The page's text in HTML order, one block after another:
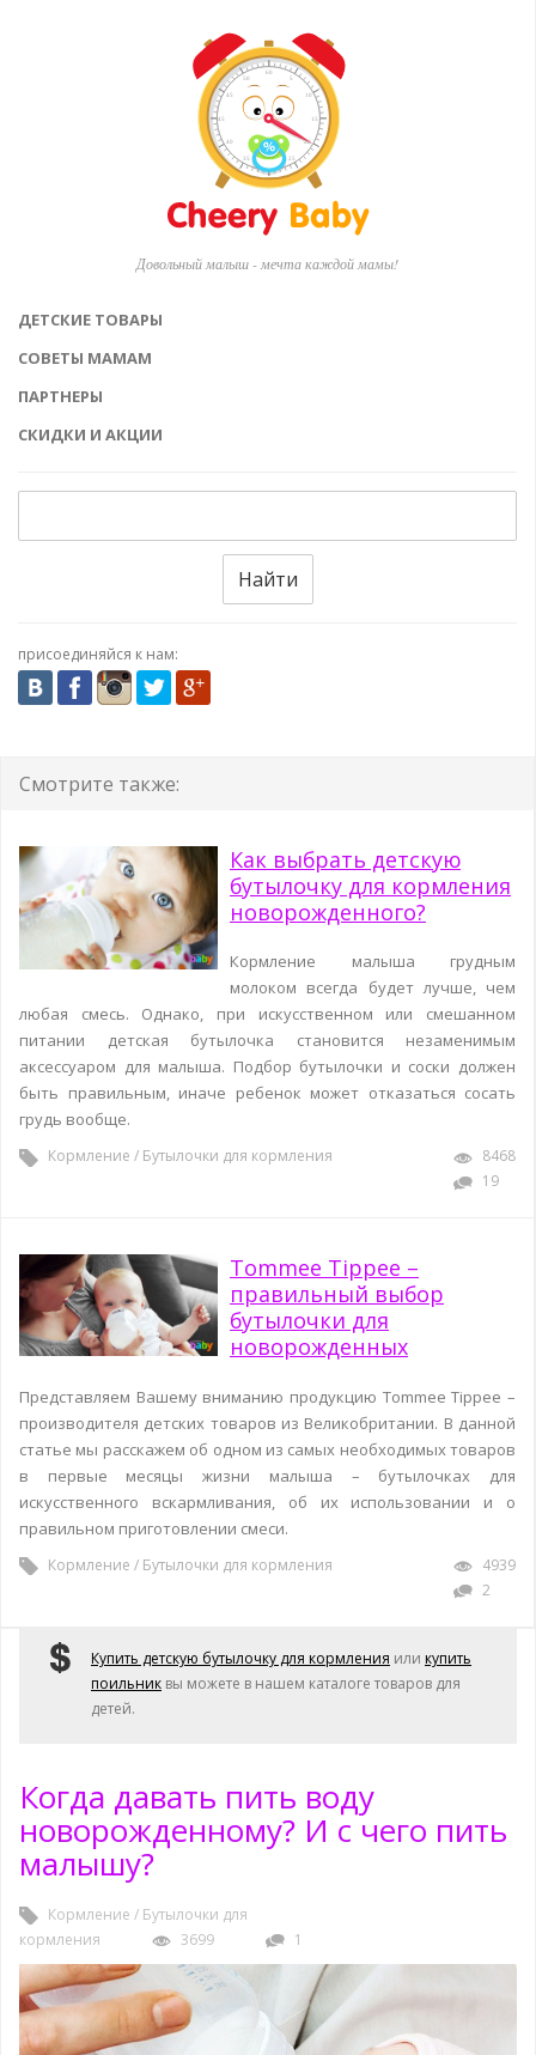
Довольный малыш - мечта каждой мамы!
ДЕТСКИЕ ТОВАРЫ
СОВЕТЫ МАМАМ
ПАРТНЕРЫ
СКИДКИ И АКЦИИ
Найти
присоединяйся к нам:
Смотрите также:
Как выбрать детскую
бутылочку для кормления
новорожденного?
Кормление малыша грудным
молоком всегда будет лучше, чем
любая смесь. Однако, при искусственном или смешанном
питании детская бутылочка становится незаменимым
аксессуаром для малыша. Подбор бутылочки и соски должен
быть правильным, иначе ребенок может отказаться сосать
грудь вообще.
Кормление / Бутылочки для кормления
8468
19
Tommee Tippee –
правильный выбор
бутылочки для
новорожденных
Представляем Вашему вниманию продукцию Tommee Tippee –
производителя детских товаров из Великобритании. В данной
статье мы расскажем об одном из самых необходимых товаров
в первые месяцы жизни малыша – бутылочках для
искусственного вскармливания, об их использовании и о
правильном приготовлении смеси.
Кормление / Бутылочки для кормления
4939
2
Купить детскую бутылочку для кормления или купить
поильник вы можете в нашем каталоге товаров для
детей.
Когда давать пить воду
новорожденному? И с чего пить
малышу?
Кормление / Бутылочки для
кормления
3699 1